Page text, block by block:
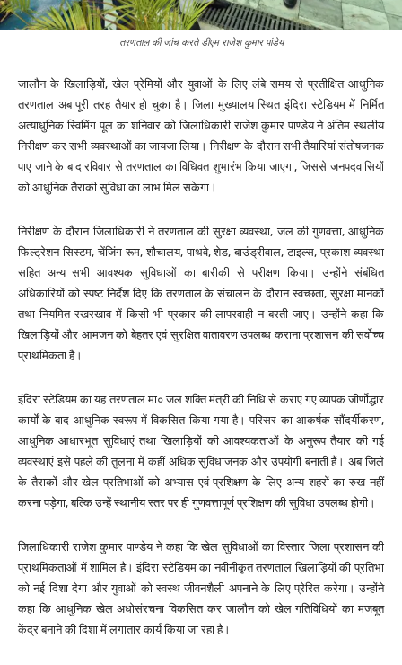
तरणताल की जांच करते डीएम राजेश कुमार पांडेय
जालौन के खिलाड़ियों, खेल प्रेमियों और युवाओं के लिए लंबे समय से प्रतीक्षित आधुनिक
तरणताल अब पूरी तरह तैयार हो चुका है। जिला मुख्यालय स्थित इंदिरा स्टेडियम में निर्मित
अत्याधुनिक स्विमिंग पूल का शनिवार को जिलाधिकारी राजेश कुमार पाण्डेय ने अंतिम स्थलीय
निरीक्षण कर सभी व्यवस्थाओं का जायजा लिया। निरीक्षण के दौरान सभी तैयारियां संतोषजनक
पाए जाने के बाद रविवार से तरणताल का विधिवत शुभारंभ किया जाएगा, जिससे जनपदवासियों
को आधुनिक तैराकी सुविधा का लाभ मिल सकेगा।
निरीक्षण के दौरान जिलाधिकारी ने तरणताल की सुरक्षा व्यवस्था, जल की गुणवत्ता, आधुनिक
फिल्ट्रेशन सिस्टम, चेंजिंग रूम, शौचालय, पाथवे, शेड, बाउंड्रीवाल, टाइल्स, प्रकाश व्यवस्था
सहित अन्य सभी आवश्यक सुविधाओं का बारीकी से परीक्षण किया। उन्होंने संबंधित
अधिकारियों को स्पष्ट निर्देश दिए कि तरणताल के संचालन के दौरान स्वच्छता, सुरक्षा मानकों
तथा नियमित रखरखाव में किसी भी प्रकार की लापरवाही न बरती जाए। उन्होंने कहा कि
खिलाड़ियों और आमजन को बेहतर एवं सुरक्षित वातावरण उपलब्ध कराना प्रशासन की सर्वोच्च
प्राथमिकता है।
इंदिरा स्टेडियम का यह तरणताल मा० जल शक्ति मंत्री की निधि से कराए गए व्यापक जीर्णोद्धार
कार्यों के बाद आधुनिक स्वरूप में विकसित किया गया है। परिसर का आकर्षक सौंदर्यीकरण,
आधुनिक आधारभूत सुविधाएं तथा खिलाड़ियों की आवश्यकताओं के अनुरूप तैयार की गई
व्यवस्थाएं इसे पहले की तुलना में कहीं अधिक सुविधाजनक और उपयोगी बनाती हैं। अब जिले
के तैराकों और खेल प्रतिभाओं को अभ्यास एवं प्रशिक्षण के लिए अन्य शहरों का रुख नहीं
करना पड़ेगा, बल्कि उन्हें स्थानीय स्तर पर ही गुणवत्तापूर्ण प्रशिक्षण की सुविधा उपलब्ध होगी।
जिलाधिकारी राजेश कुमार पाण्डेय ने कहा कि खेल सुविधाओं का विस्तार जिला प्रशासन की
प्राथमिकताओं में शामिल है। इंदिरा स्टेडियम का नवीनीकृत तरणताल खिलाड़ियों की प्रतिभा
को नई दिशा देगा और युवाओं को स्वस्थ जीवनशैली अपनाने के लिए प्रेरित करेगा। उन्होंने
कहा कि आधुनिक खेल अधोसंरचना विकसित कर जालौन को खेल गतिविधियों का मजबूत
केंद्र बनाने की दिशा में लगातार कार्य किया जा रहा है।